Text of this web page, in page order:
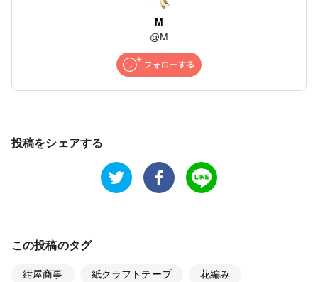
M
@M
投稿をシェアする
この投稿のタグ
紺屋商事 紙クラフトテープ 花編み